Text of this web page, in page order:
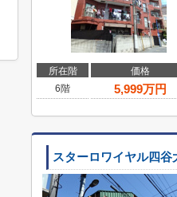
所在階
価格
6階
5,999万円
スターロワイヤル四谷